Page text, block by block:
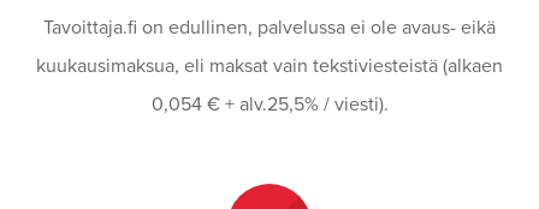
Tavoittaja.fi on edullinen, palvelussa ei ole avaus- eikä
kuukausimaksua, eli maksat vain tekstiviesteistä (alkaen
0,054 € + alv.25,5% / viesti).